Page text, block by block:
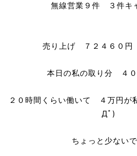
無線営業９件 ３件キ
売り上げ ７２４６０円
本日の私の取り分 ４
２０時間くらい働いて ４万円が
Дﾟ)
ちょっと少ない